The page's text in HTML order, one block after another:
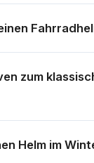
zum
Helm im